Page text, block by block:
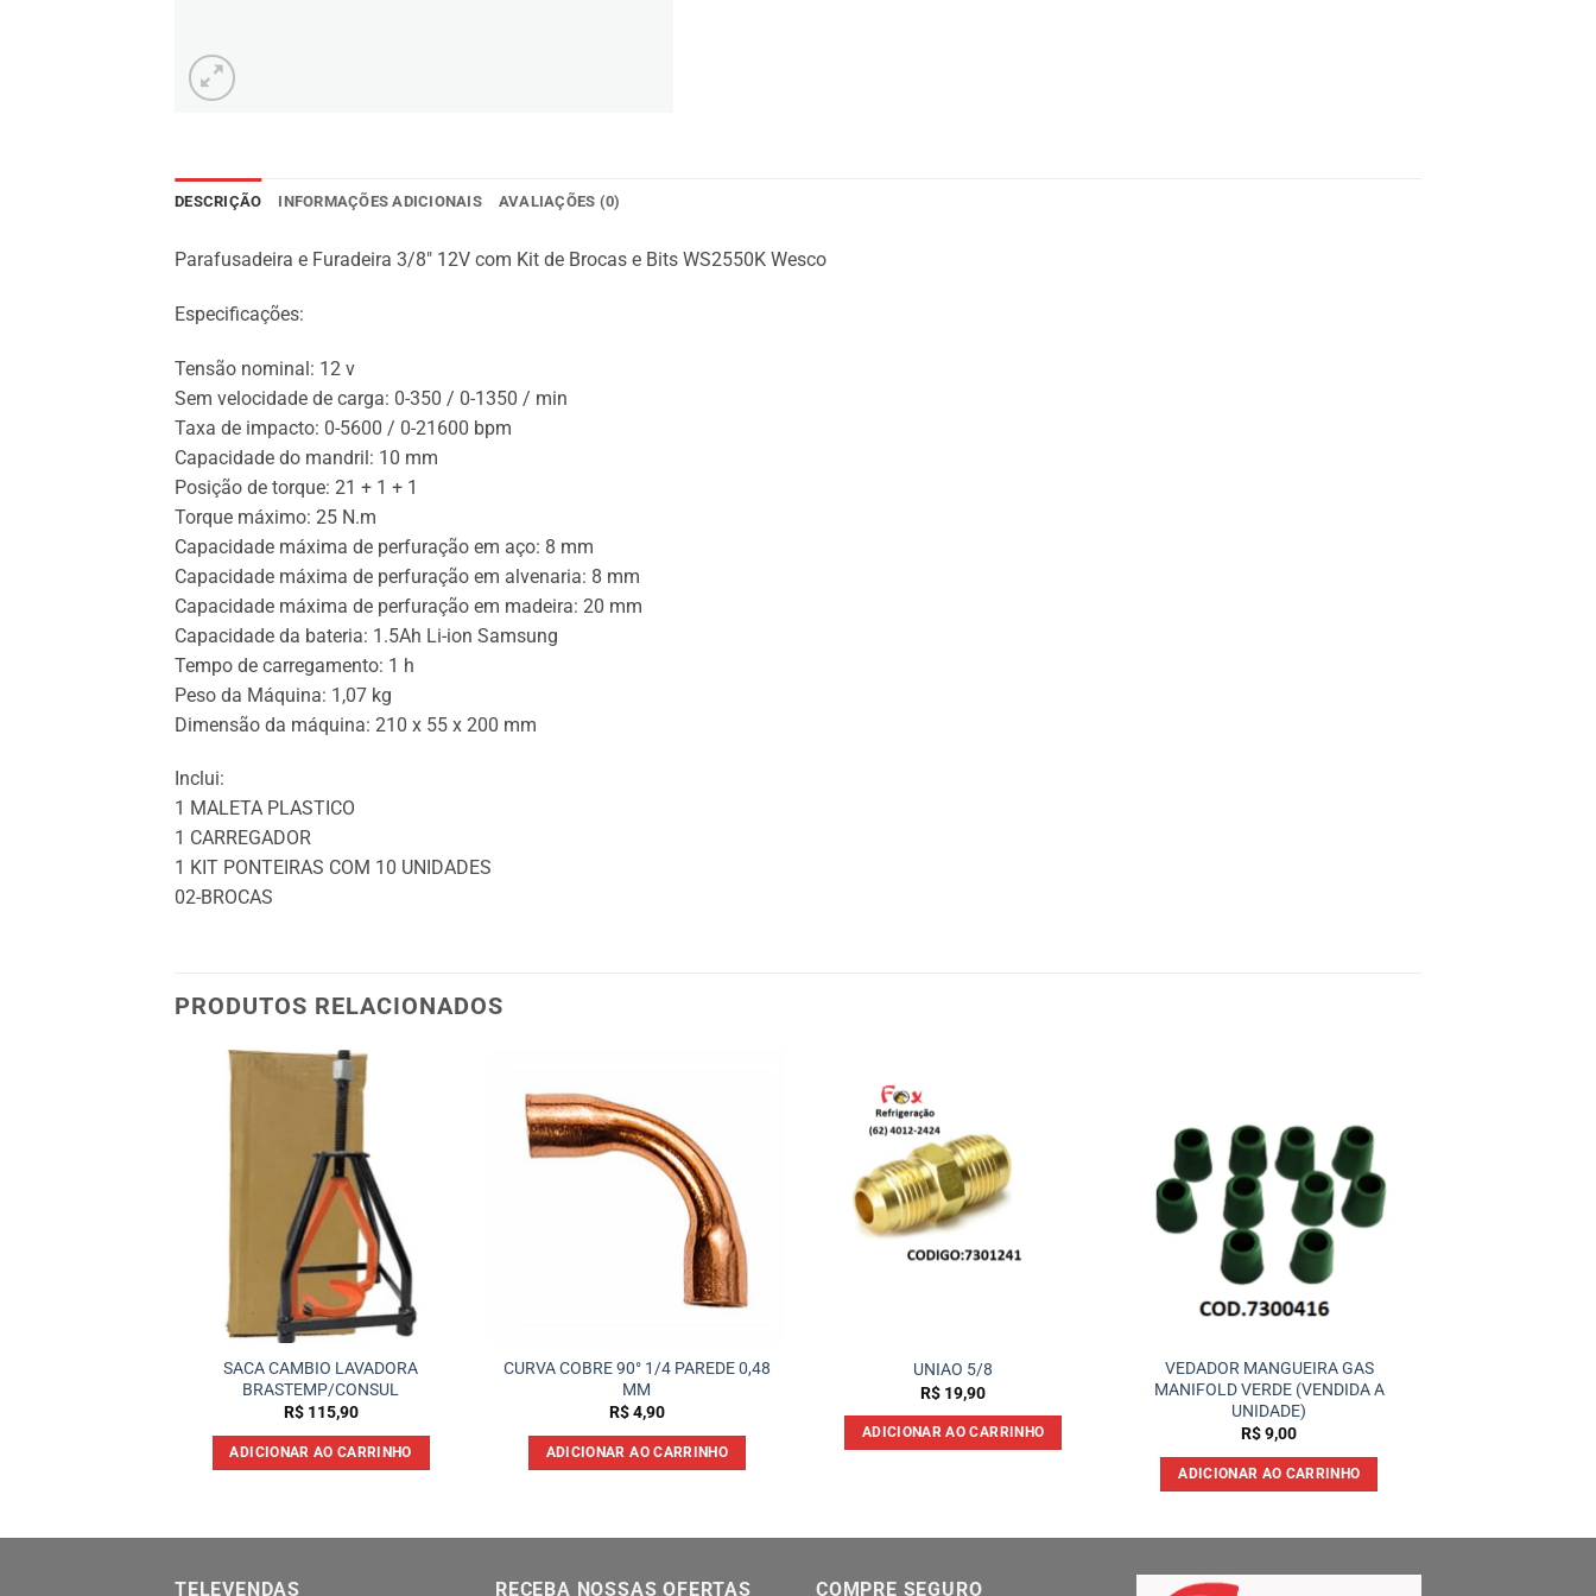
DESCRIÇÃO INFORMAÇÕES ADICIONAIS AVALIAÇÕES (0)
Parafusadeira e Furadeira 3/8″ 12V com Kit de Brocas e Bits WS2550K Wesco
Especificações:
Tensão nominal: 12 v
Sem velocidade de carga: 0-350 / 0-1350 / min
Taxa de impacto: 0-5600 / 0-21600 bpm
Capacidade do mandril: 10 mm
Posição de torque: 21 + 1 + 1
Torque máximo: 25 N.m
Capacidade máxima de perfuração em aço: 8 mm
Capacidade máxima de perfuração em alvenaria: 8 mm
Capacidade máxima de perfuração em madeira: 20 mm
Capacidade da bateria: 1.5Ah Li-ion Samsung
Tempo de carregamento: 1 h
Peso da Máquina: 1,07 kg
Dimensão da máquina: 210 x 55 x 200 mm
Inclui:
1 MALETA PLASTICO
1 CARREGADOR
1 KIT PONTEIRAS COM 10 UNIDADES
02-BROCAS
PRODUTOS RELACIONADOS
SACA CAMBIO LAVADORA
BRASTEMP/CONSUL
R$115,90
ADICIONAR AO CARRINHO
CURVA COBRE 90° 1/4 PAREDE 0,48
MM
R$4,90
ADICIONAR AO CARRINHO
UNIAO 5/8
R$ 19,90
ADICIONAR AO CARRINHO
VEDADOR MANGUEIRA GAS
MANIFOLD VERDE (VENDIDA A
UNIDADE)
R$9,00
ADICIONAR AO CARRINHO
TELEVENDAS RECEBA NOSSAS OFERTAS COMPRE SEGURO